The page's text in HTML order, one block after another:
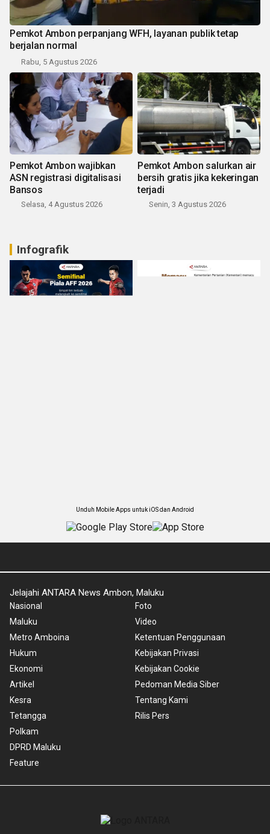
Pemkot Ambon perpanjang WFH, layanan publik tetap
berjalan normal
Rabu, 5 Agustus 2026
Pemkot Ambon wajibkan
ASN registrasi digitalisasi
Bansos
Selasa, 4 Agustus 2026
Pemkot Ambon salurkan air
bersih gratis jika kekeringan
terjadi
Senin, 3 Agustus 2026
Infografik
Unduh Mobile Apps untuk iOS dan Android
Jelajahi ANTARA News Ambon, Maluku
Nasional
Maluku
Metro Amboina
Hukum
Ekonomi
Artikel
Kesra
Tetangga
Polkam
DPRD Maluku
Feature
Foto
Video
Ketentuan Penggunaan
Kebijakan Privasi
Kebijakan Cookie
Pedoman Media Siber
Tentang Kami
Rilis Pers